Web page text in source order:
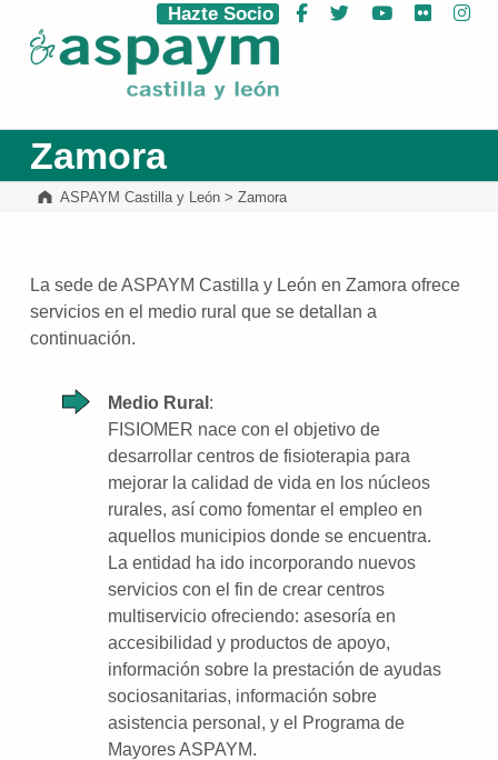
ASPAYM Castilla y León
Hazte Socio Facebook
Twitter YouTube
Flickr
Zamora
ASPAYM Castilla y León> Zamora
La sede de ASPAYM Castilla y León en Zamora ofrece
servicios en el medio rural que se detallan a
continuación.
Medio Rural :
FISIOMER nace con el objetivo de
desarrollar centros de fisioterapia para
mejorar la calidad de vida en los núcleos
rurales, así como fomentar el empleo en
aquellos municipios donde se encuentra.
La entidad ha ido incorporando nuevos
servicios con el fin de crear centros
multiservicio ofreciendo: asesoría en
accesibilidad y productos de apoyo,
información sobre la prestación de ayudas
sociosanitarias, información sobre
asistencia personal, y el Programa de
Mayores ASPAYM.